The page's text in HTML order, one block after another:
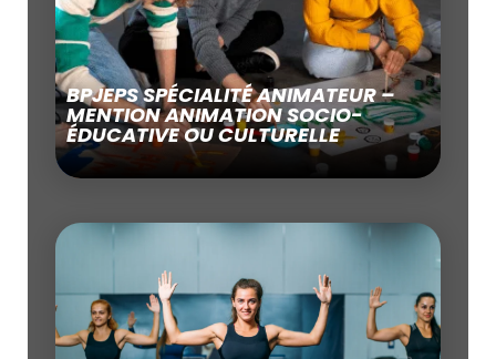
BPJEPS SPÉCIALITÉ ANIMATEUR –
MENTION ANIMATION SOCIO-
ÉDUCATIVE OU CULTURELLE